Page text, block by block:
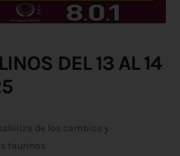
DEL 13 AL 14
de los cambios y
taurinos.